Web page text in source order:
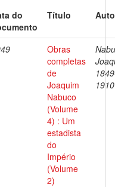
do
Título
Obras
completas
de
Joaquim
Nabuco
(Volume
4) : Um
estadista
do
Império
(Volume
2)
1910